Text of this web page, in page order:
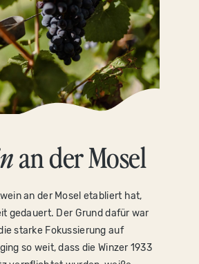
an der Mosel
an der Mosel etabliert hat,
gedauert. Der Grund dafür war
starke Fokussierung auf
so weit, dass die Winzer 1933